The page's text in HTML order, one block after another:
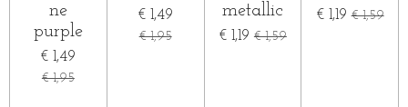
ne
purple
€ 1,49
€ 1,95
€ 1,49
€ 1,95
metallic
€ 1,19 € 1,59
€ 1,19 € 1,59